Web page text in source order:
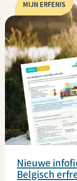
MIJN ERFENIS
Nieuwe
Belgisch